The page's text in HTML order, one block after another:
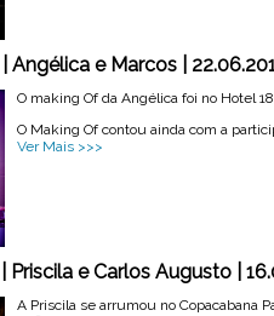
Angélica e Marcos |
O making Of da Angélica foi no Hotel
O Making Of contou ainda com a
Ver Mais >>>
Priscila e Carlos Augusto |
A Priscila se arrumou no Copacabana